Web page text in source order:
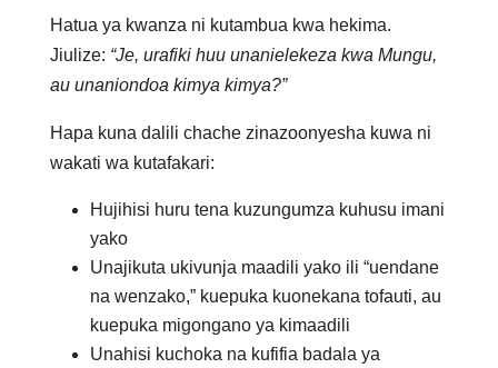
Hatua ya kwanza ni kutambua kwa hekima.
Jiulize: “Je, urafiki huu unanielekeza kwa Mungu,
au unaniondoa kimya kimya?”
Hapa kuna dalili chache zinazoonyesha kuwa ni
wakati wa kutafakari:
Hujihisi huru tena kuzungumza kuhusu imani
yako
Unajikuta ukivunja maadili yako ili “uendane
na wenzako,” kuepuka kuonekana tofauti, au
kuepuka migongano ya kimaadili
Unahisi kuchoka na kufifia badala ya